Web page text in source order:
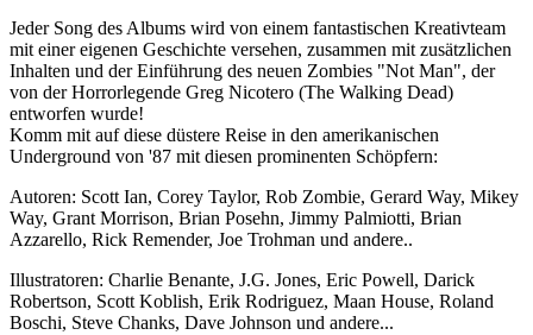
Jeder Song des Albums wird von einem fantastischen Kreativteam
mit einer eigenen Geschichte versehen, zusammen mit zusätzlichen
Inhalten und der Einführung des neuen Zombies "Not Man", der
von der Horrorlegende Greg Nicotero (The Walking Dead)
entworfen wurde!
Komm mit auf diese düstere Reise in den amerikanischen
Underground von '87 mit diesen prominenten Schöpfern:
Autoren: Scott Ian, Corey Taylor, Rob Zombie, Gerard Way, Mikey
Way, Grant Morrison, Brian Posehn, Jimmy Palmiotti, Brian
Azzarello, Rick Remender, Joe Trohman und andere..
Illustratoren: Charlie Benante, J.G. Jones, Eric Powell, Darick
Robertson, Scott Koblish, Erik Rodriguez, Maan House, Roland
Boschi, Steve Chanks, Dave Johnson und andere...